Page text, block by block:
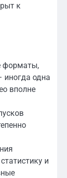
к
форматы,
иногда одна
вполне
и